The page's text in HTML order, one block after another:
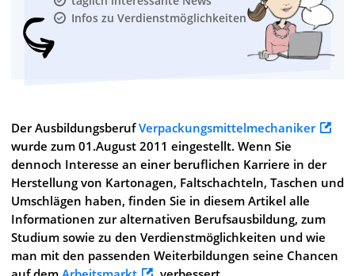
Infos zu Verdienstmöglichkeiten
Der AusbildungsberufVerpackungsmittelmechaniker
wurde zum 01.August 2011 eingestellt. Wenn Sie
dennoch Interesse an einer beruflichen Karriere in der
Herstellung von Kartonagen, Faltschachteln, Taschen und
Umschlägen haben, finden Sie in diesem Artikel alle
Informationen zur alternativen Berufsausbildung, zum
Studium sowie zu den Verdienstmöglichkeiten und wie
man mit den passenden Weiterbildungen seine Chancen